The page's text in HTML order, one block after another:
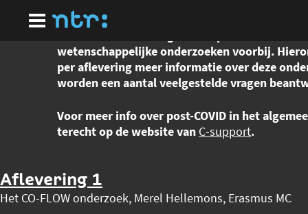
hoofdinhoud
wetenschappelijke onderzoeken voorbij.
per aflevering meer informatie over deze
worden een aantal veelgestelde vragen
Voor meer info over post-COVID in het
terecht op de website van C-support.
Aflevering 1
Het CO-FLOW onderzoek, Merel Hellemons, Erasmus MC